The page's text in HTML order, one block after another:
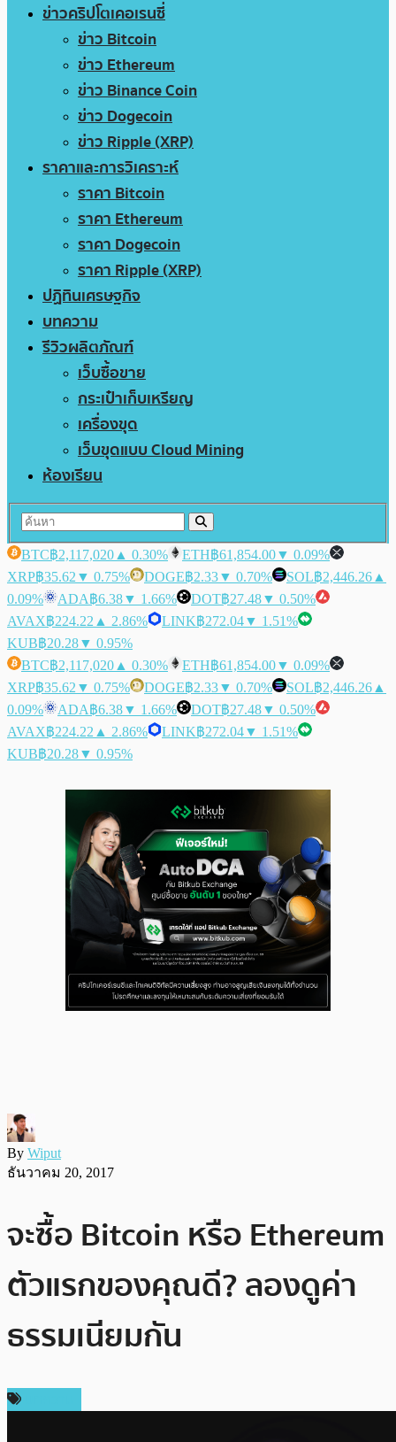
ข่าวคริปโตเคอเรนซี่
ข่าว Bitcoin
ข่าว Ethereum
ข่าว Binance Coin
ข่าว Dogecoin
ข่าว Ripple (XRP)
ราคาและการวิเคราะห์
ราคา Bitcoin
ราคา Ethereum
ราคา Dogecoin
ราคา Ripple (XRP)
ปฏิทินเศรษฐกิจ
บทความ
รีวิวผลิตภัณฑ์
เว็บซื้อขาย
กระเป๋าเก็บเหรียญ
เครื่องขุด
เว็บขุดแบบ Cloud Mining
ห้องเรียน
BTC฿2,117,020 ▲ 0.30% ETH฿61,854.00▼ 0.09%
XRP฿35.62 ▼ 0.75% DOGE฿2.33▼ 0.70% SOL฿2,446.26 ▲
0.09%
ADA฿6.38▼ 1.66% DOT฿27.48▼ 0.50%
AVAX฿224.22 ▲ 2.86% LINK฿272.04▼ 1.51%
KUB฿20.28▼ 0.95%
BTC฿2,117,020 ▲ 0.30% ETH฿61,854.00▼ 0.09%
XRP฿35.62 ▼ 0.75% DOGE฿2.33▼ 0.70% SOL฿2,446.26 ▲
0.09%
ADA฿6.38▼ 1.66% DOT฿27.48▼ 0.50%
AVAX฿224.22 ▲ 2.86% LINK฿272.04▼ 1.51%
KUB฿20.28▼ 0.95%
By Wiput
ธันวาคม 20, 2017
จะซื้อ Bitcoin หรือ Ethereum
ตัวแรกของคุณดี? ลองดูค่า
ธรรมเนียมกัน